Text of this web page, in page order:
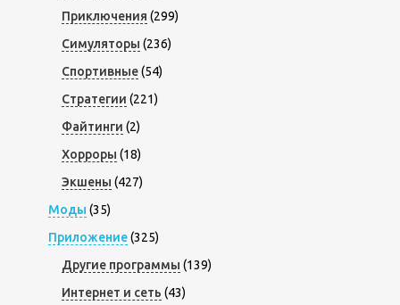
Приключения (299)
Симуляторы (236)
Спортивные(54)
Стратегии (221)
Файтинги (2)
Хорроры (18)
Экшены (427)
Моды (35)
Приложение(325)
Другие программы (139)
Интернет и сеть (43)